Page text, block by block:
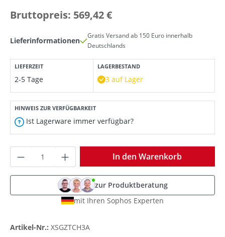
Bruttopreis: 569,42 €
Lieferinformationen
Gratis Versand ab 150 Euro innerhalb
Deutschlands
LIEFERZEIT
2-5 Tage
LAGERBESTAND
3 auf Lager
HINWEIS ZUR VERFÜGBARKEIT
Ist Lagerware immer verfügbar?
Produkt Anzahl: Gib den gewünschten
In den Warenkorb
zur Produktberatung
mit Ihren Sophos Experten
Artikel-Nr.: XSGZTCH3A